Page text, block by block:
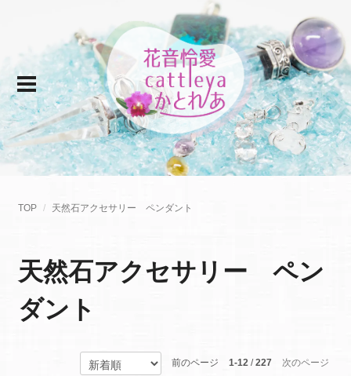
TOP 天然石アクセサリー ペンダント
天然石アクセサリー ペン
ダント
前のページ 1-12/227 次のページ